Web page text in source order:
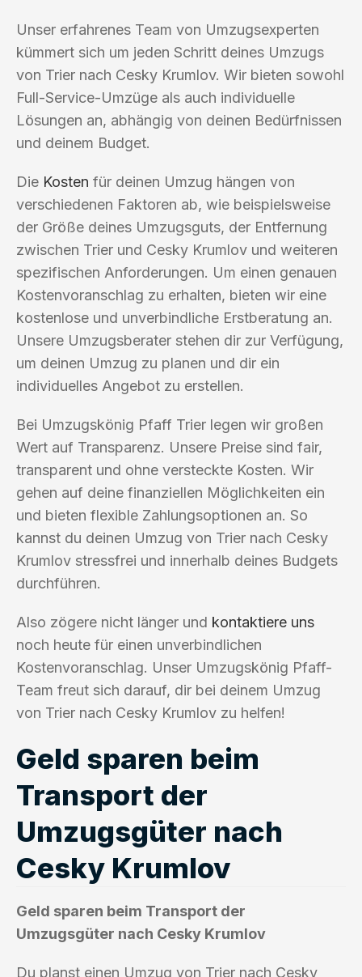
Unser erfahrenes Team von Umzugsexperten
kümmert sich um jeden Schritt deines Umzugs
von Trier nach Cesky Krumlov. Wir bieten sowohl
Full-Service-Umzüge als auch individuelle
Lösungen an, abhängig von deinen Bedürfnissen
und deinem Budget.
Die Kosten für deinen Umzug hängen von
verschiedenen Faktoren ab, wie beispielsweise
der Größe deines Umzugsguts, der Entfernung
zwischen Trier und Cesky Krumlov und weiteren
spezifischen Anforderungen. Um einen genauen
Kostenvoranschlag zu erhalten, bieten wir eine
kostenlose und unverbindliche Erstberatung an.
Unsere Umzugsberater stehen dir zur Verfügung,
um deinen Umzug zu planen und dir ein
individuelles Angebot zu erstellen.
Bei Umzugskönig Pfaff Trier legen wir großen
Wert auf Transparenz. Unsere Preise sind fair,
transparent und ohne versteckte Kosten. Wir
gehen auf deine finanziellen Möglichkeiten ein
und bieten flexible Zahlungsoptionen an. So
kannst du deinen Umzug von Trier nach Cesky
Krumlov stressfrei und innerhalb deines Budgets
durchführen.
Also zögere nicht länger und kontaktiere uns
noch heute für einen unverbindlichen
Kostenvoranschlag. Unser Umzugskönig Pfaff-
Team freut sich darauf, dir bei deinem Umzug
von Trier nach Cesky Krumlov zu helfen!
Geld sparen beim
Transport der
Umzugsgüter nach
Cesky Krumlov
Geld sparen beim Transport der
Umzugsgüter nach Cesky Krumlov
Du planst einen Umzug von Trier nach Cesky